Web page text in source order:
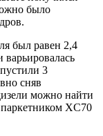
было
был равен 2,4
3
сняв
можно найти
XC70